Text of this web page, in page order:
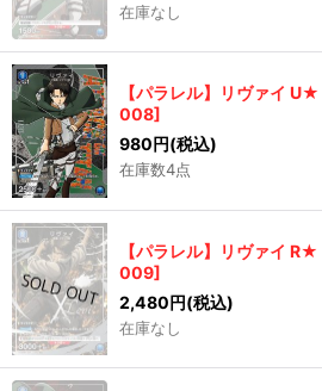
在庫なし
【パラレル】リヴァイ U★
008]
980円(税込)
在庫数4点
【パラレル】リヴァイ R★
009]
2,480円(税込)
在庫なし